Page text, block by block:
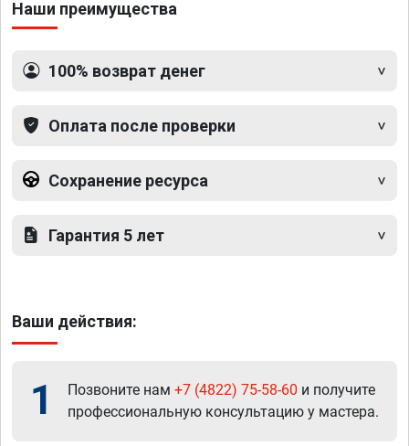
Наши преимущества
100% возврат денег
Оплата после проверки
Сохранение ресурса
Гарантия 5 лет
Ваши действия:
1 Позвоните нам +7 (4822) 75-58-60 и получите
профессиональную консультацию у мастера.